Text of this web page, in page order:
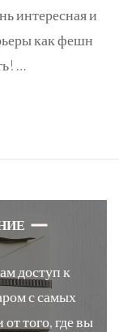
интересная и
как фешн
…
доступ к
с самых
того, где вы